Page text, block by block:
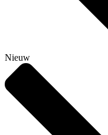
Nieuw